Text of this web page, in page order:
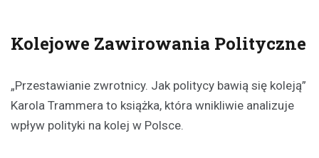
Kolejowe Zawirowania Polityczne
„Przestawianie zwrotnicy. Jak politycy bawią się koleją”
Karola Trammera to książka, która wnikliwie analizuje
wpływ polityki na kolej w Polsce.